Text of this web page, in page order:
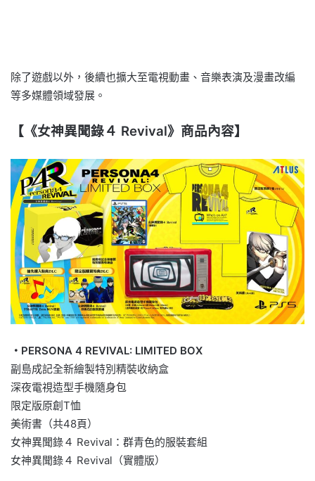
除了遊戲以外，後續也擴大至電視動畫、音樂表演及漫畫改編
等多媒體領域發展。
【《女神異聞錄４ Revival》商品內容】
・PERSONA 4 REVIVAL: LIMITED BOX
副島成記全新繪製特別精裝收納盒
深夜電視造型手機隨身包
限定版原創T恤
美術書（共48頁）
女神異聞錄４ Revival：群青色的服裝套組
女神異聞錄４ Revival（實體版）